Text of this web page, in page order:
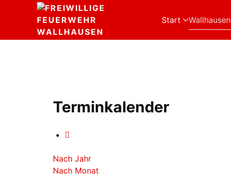
Start Wallhausen
Terminkalender
Nach Jahr
Nach Monat